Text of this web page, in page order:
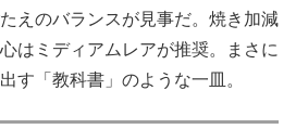
えのバランスが見事だ。焼き加減
はミディアムレアが推奨。まさに
す「教科書」のような一皿。